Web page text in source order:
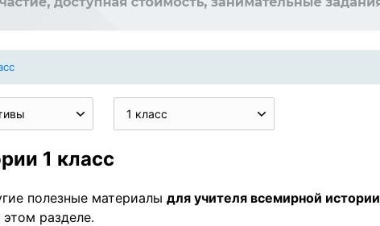
1 класс
1 класс
полезные материалы для учителя всемирной истории
разделе.